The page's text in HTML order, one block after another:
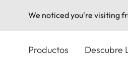
We noticed you're visiting
Productos Descubre